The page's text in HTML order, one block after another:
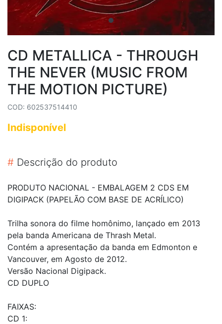
CD METALLICA - THROUGH
THE NEVER (MUSIC FROM
THE MOTION PICTURE)
COD: 602537514410
Indisponível
# Descrição do produto
PRODUTO NACIONAL - EMBALAGEM 2 CDS EM
DIGIPACK (PAPELÃO COM BASE DE ACRÍLICO)
Trilha sonora do filme homônimo, lançado em 2013
pela banda Americana de Thrash Metal.
Contém a apresentação da banda em Edmonton e
Vancouver, em Agosto de 2012.
Versão Nacional Digipack.
CD DUPLO
FAIXAS:
CD 1: